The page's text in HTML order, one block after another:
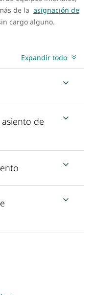
de la asignación de
cargo alguno.
Expandir todo
de